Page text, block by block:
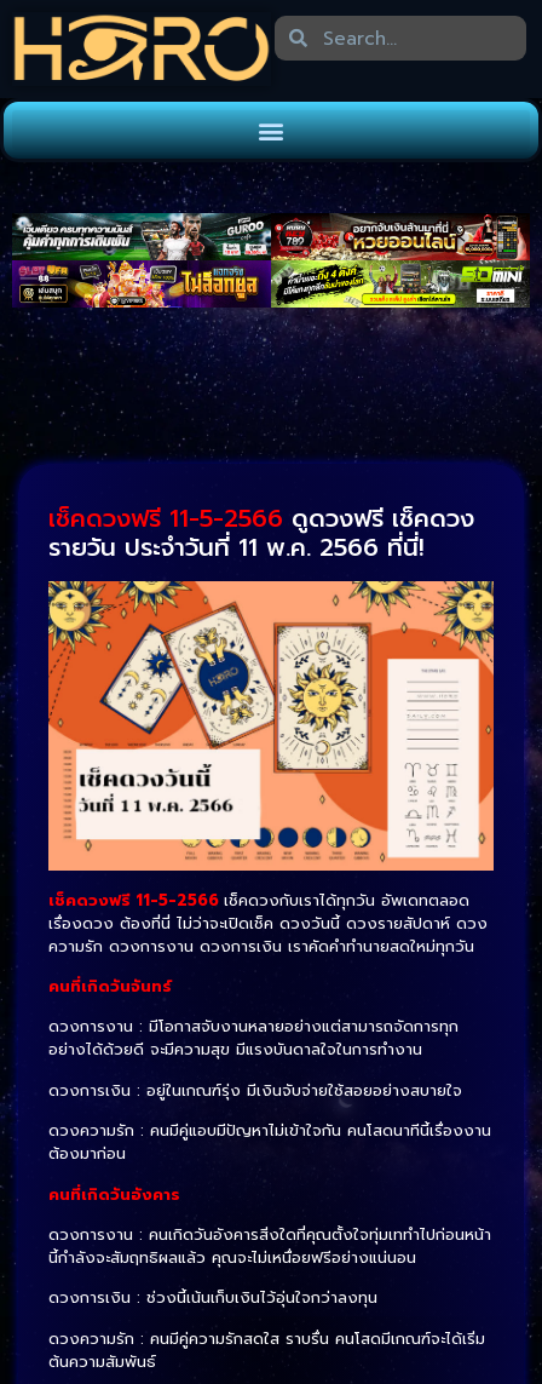
เช็คดวงฟรี 11-5-2566 ดูดวงฟรี เช็คดวง
รายวัน ประจำวันที่ 11 พ.ค. 2566 ที่นี่!
เช็คดวงฟรี 11-5-2566 เช็คดวงกับเราได้ทุกวัน อัพเดทตลอด
เรื่องดวง ต้องที่นี่ ไม่ว่าจะเปิดเช็ค ดวงวันนี้ ดวงรายสัปดาห์ ดวง
ความรัก ดวงการงาน ดวงการเงิน เราคัดคำทำนายสดใหม่ทุกวัน
คนที่เกิดวันจันทร์
ดวงการงาน : มีโอกาสจับงานหลายอย่างแต่สามารถจัดการทุก
อย่างได้ด้วยดี จะมีความสุข มีแรงบันดาลใจในการทำงาน
ดวงการเงิน : อยู่ในเกณฑ์รุ่ง มีเงินจับจ่ายใช้สอยอย่างสบายใจ
ดวงความรัก : คนมีคู่แอบมีปัญหาไม่เข้าใจกัน คนโสดนาทีนี้เรื่องงาน
ต้องมาก่อน
คนที่เกิดวันอังคาร
ดวงการงาน : คนเกิดวันอังคารสิ่งใดที่คุณตั้งใจทุ่มเททำไปก่อนหน้า
นี้กำลังจะสัมฤทธิผลแล้ว คุณจะไม่เหนื่อยฟรีอย่างแน่นอน
ดวงการเงิน : ช่วงนี้เน้นเก็บเงินไว้อุ่นใจกว่าลงทุน
ดวงความรัก : คนมีคู่ความรักสดใส ราบรื่น คนโสดมีเกณฑ์จะได้เริ่ม
ต้นความสัมพันธ์